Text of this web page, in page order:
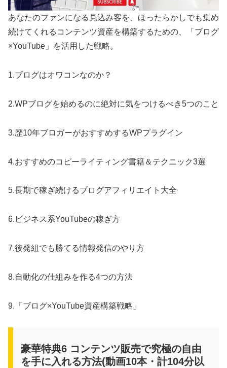
あなたのファンになる見込み客を、ほったらかしでも集め
続けてくれるコンテンツ資産を構築するための、「ブログ
×YouTube」を活用した戦略。
1.ブログはオワコンなのか？
2.WPブログを始めるのに絶対に気をつけるべき5つのこと
3.歴10年ブロガーがおすすめするWPプラグイン
4.おすすめのコピーライティング書籍＆テクニック3選
5.長期で稼ぎ続けるブログアフィリエイト大全
6.ビジネス系YouTubeの稼ぎ方
7.後発組でも勝てる情報発信のやり方
8.自動化の仕組みを作る4つの方法
9.「ブログ×YouTube資産構築戦略」
豪華特典6 コンテンツ販売で究極の自由
を手に入れる方法(動画10本・計104分以